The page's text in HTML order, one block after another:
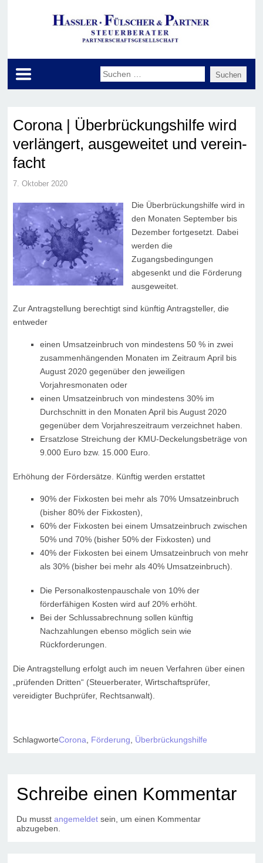
Corona | Über­brückungs­hil­fe wird
ver­län­gert, aus­ge­wei­tet und ver­ein­
facht
7. Oktober 2020
Die Überbrückungshilfe wird in
den Monaten September bis
Dezember fortgesetzt. Dabei
werden die
Zugangsbedingungen
abgesenkt und die Förderung
ausgeweitet.
Zur Antragstellung berechtigt sind künftig Antragsteller, die
entweder
einen Umsatzeinbruch von mindestens 50 % in zwei
zusammenhängenden Monaten im Zeitraum April bis
August 2020 gegenüber den jeweiligen
Vorjahresmonaten oder
einen Umsatzeinbruch von mindestens 30% im
Durchschnitt in den Monaten April bis August 2020
gegenüber dem Vorjahreszeitraum verzeichnet haben.
Ersatzlose Streichung der KMU-Deckelungsbeträge von
9.000 Euro bzw. 15.000 Euro.
Erhöhung der Fördersätze. Künftig werden erstattet
90% der Fixkosten bei mehr als 70% Umsatzeinbruch
(bisher 80% der Fixkosten),
60% der Fixkosten bei einem Umsatzeinbruch zwischen
50% und 70% (bisher 50% der Fixkosten) und
40% der Fixkosten bei einem Umsatzeinbruch von mehr
als 30% (bisher bei mehr als 40% Umsatzeinbruch).
Die Personalkostenpauschale von 10% der
förderfähigen Kosten wird auf 20% erhöht.
Bei der Schlussabrechnung sollen künftig
Nachzahlungen ebenso möglich sein wie
Rückforderungen.
Die Antragstellung erfolgt auch im neuen Verfahren über einen
„prüfenden Dritten“ (Steuerberater, Wirtschaftsprüfer,
vereidigter Buchprüfer, Rechtsanwalt).
SchlagworteCorona Förderung Überbrückungshilfe
Schreibe einen Kommentar
Du musstangemeldet sein, um einen Kommentar
abzugeben.